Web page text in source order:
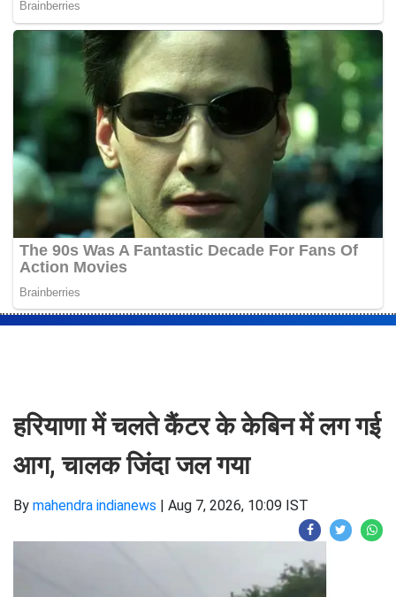
हरियाणा में चलते कैंटर के केबिन में लग गई
आग, चालक जिंदा जल गया
By mahendra indianews | Aug 7, 2026, 10:09 IST